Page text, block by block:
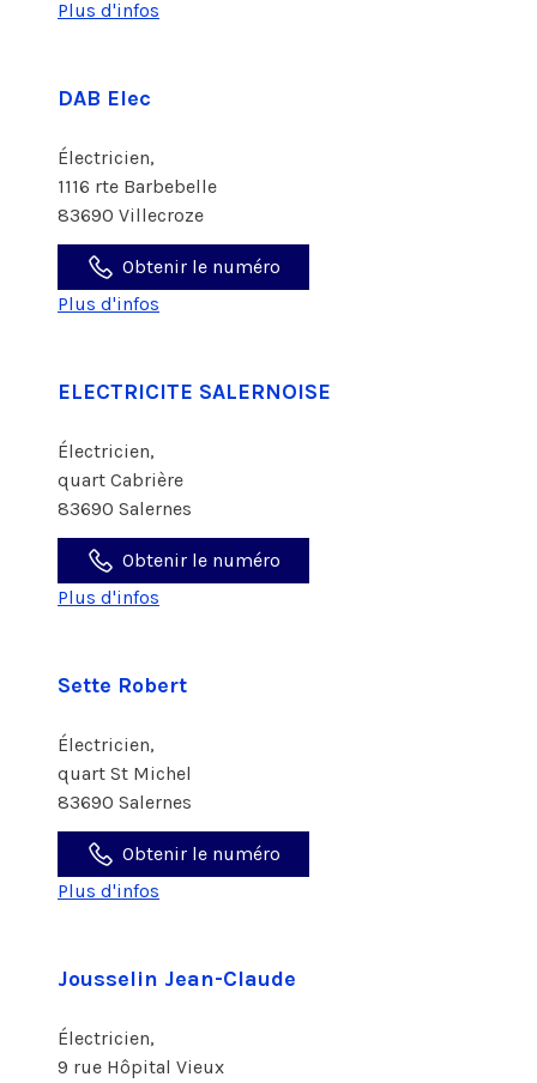
Plus d'infos
DAB Elec
Électricien,
1116 rte Barbebelle
83690 Villecroze
Obtenir le numéro
Plus d'infos
ELECTRICITE SALERNOISE
Électricien,
quart Cabrière
83690 Salernes
Obtenir le numéro
Plus d'infos
Sette Robert
Électricien,
quart St Michel
83690 Salernes
Obtenir le numéro
Plus d'infos
Jousselin Jean-Claude
Électricien,
9 rue Hôpital Vieux